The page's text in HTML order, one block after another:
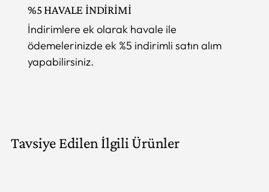
%5 HAVALE İNDİRİMİ
İndirimlere ek olarak havale ile
ödemelerinizde ek %5 indirimli satın alım
yapabilirsiniz.
Tavsiye Edilen İlgili Ürünler